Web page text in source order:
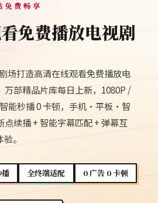
免费畅享
免费播放电视剧
场打造高清在线观看免费播放电
万部精品片库每日上新，1080P /
能秒播 0 卡顿，手机·平板·智
续播 + 智能字幕匹配 + 弹幕互
。
播 全终端适配 0 广告 0 卡顿